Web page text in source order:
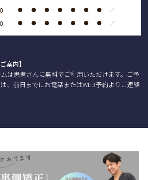
ークは 祝日のみ休診
となりま
● ● ● ● ● ● ● ／
● ● ● ● ● ● ● ／
案内】
は患者さんに無料でご利用いただけます。ご予
、前日までにお電話またはWEB予約よりご連絡